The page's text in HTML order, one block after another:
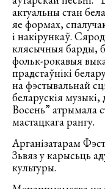
актуальны стан
яе формах,
і накірункаў.
клясычныя барды,
фольк-рокавыя
прадстаўнікі
на фэстывальнай
беларускія
Восень” атрымала
мастацкага рангу.
Арганізатарам
Зьвяз у карысьць
культуры.